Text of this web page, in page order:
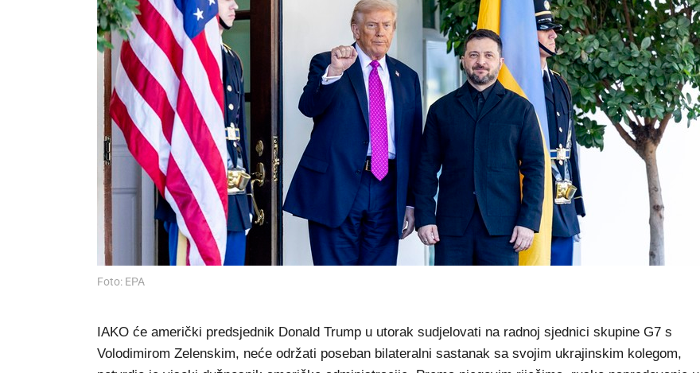
Foto: EPA
IAKO će američki predsjednik Donald Trump u utorak sudjelovati na radnoj sjednici skupine G7 s
Volodimirom Zelenskim, neće održati poseban bilateralni sastanak sa svojim ukrajinskim kolegom,